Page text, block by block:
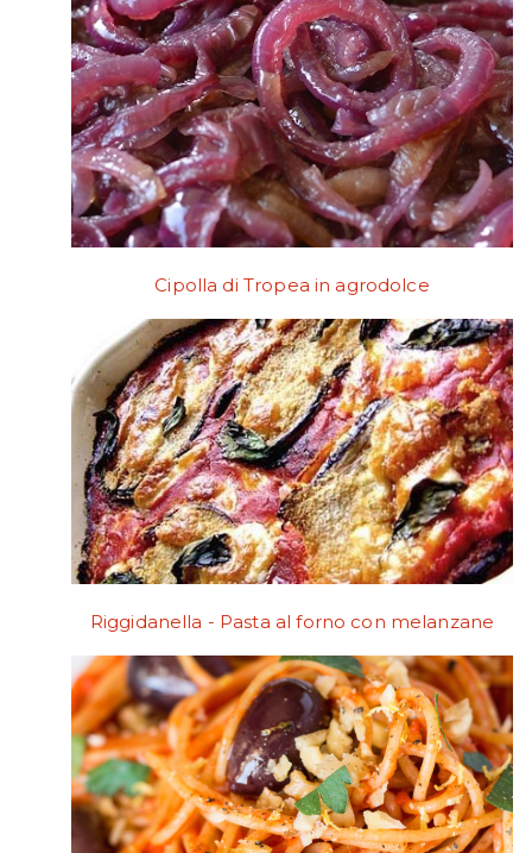
Cipolla di Tropea in agrodolce
Riggidanella - Pasta al forno con melanzane